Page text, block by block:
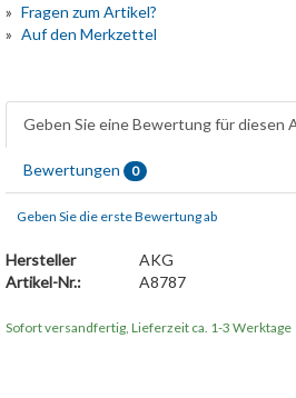
Fragen zum Artikel?
Auf den Merkzettel
Geben Sie eine Bewertung für diesen
Bewertungen 0
Geben Sie die erste Bewertung ab
Hersteller
AKG
Artikel-Nr.:
A8787
Sofort versandfertig, Lieferzeit ca. 1-3 Werktage